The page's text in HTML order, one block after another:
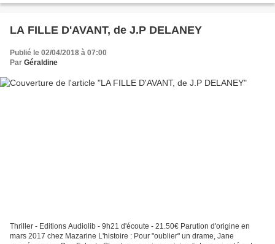
LA FILLE D'AVANT, de J.P DELANEY
Publié le 02/04/2018 à 07:00
Par Géraldine
Thriller - Editions Audiolib - 9h21 d'écoute - 21.50€ Parution d'origine en
mars 2017 chez Mazarine L'histoire : Pour "oublier" un drame, Jane